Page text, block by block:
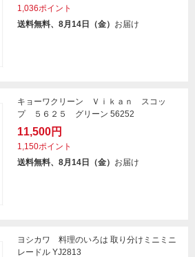
1,036ポイント
送料無料、8月14日（金） お届け
キョーワクリーン Ｖｉｋａｎ スコッ
プ ５６２５ グリーン 56252
11,500円
1,150ポイント
送料無料、8月14日（金） お届け
ヨシカワ 料理のいろは 取り分けミニミニ
レードル YJ2813